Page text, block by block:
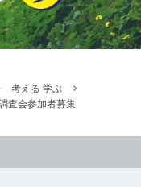
考える 学ぶ
査会参加者募集